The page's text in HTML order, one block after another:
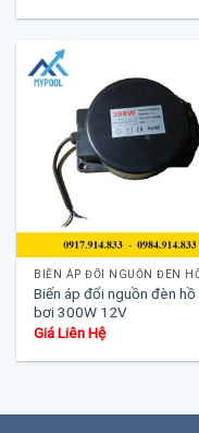
Biến áp đổi nguồn đèn hồ
bơi 300W 12V
Giá Liên Hệ